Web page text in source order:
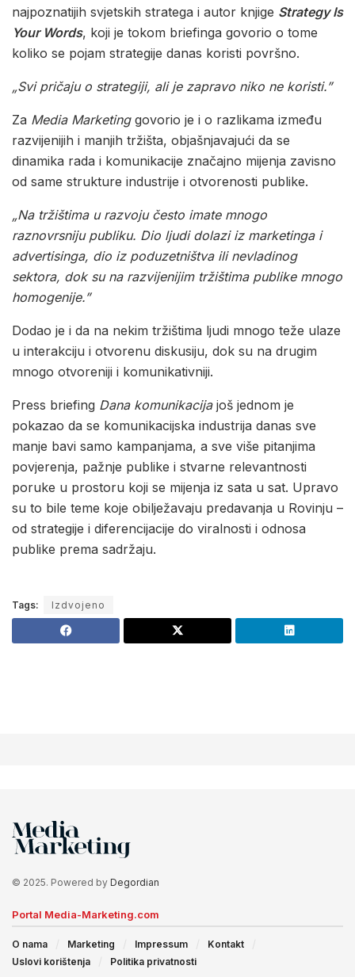
najpoznatijih svjetskih stratega i autor knjige Strategy Is
Your Words, koji je tokom briefinga govorio o tome
koliko se pojam strategije danas koristi površno.
„Svi pričaju o strategiji, ali je zapravo niko ne koristi.”
Za Media Marketinggovorio je i o razlikama između
razvijenijih i manjih tržišta, objašnjavajući da se
dinamika rada i komunikacije značajno mijenja zavisno
od same strukture industrije i otvorenosti publike.
„Na tržištima u razvoju često imate mnogo
raznovrsniju publiku. Dio ljudi dolazi iz marketinga i
advertisinga, dio iz poduzetništva ili nevladinog
sektora, dok su na razvijenijim tržištima publike mnogo
homogenije.”
Dodao je i da na nekim tržištima ljudi mnogo teže ulaze
u interakciju i otvorenu diskusiju, dok su na drugim
mnogo otvoreniji i komunikativniji.
Press briefing Dana komunikacijajoš jednom je
pokazao da se komunikacijska industrija danas sve
manje bavi samo kampanjama, a sve više pitanjima
povjerenja, pažnje publike i stvarne relevantnosti
poruke u prostoru koji se mijenja iz sata u sat. Upravo
su to bile teme koje obilježavaju predavanja u Rovinju –
od strategije i diferencijacije do viralnosti i odnosa
publike prema sadržaju.
Tags: Izdvojeno
© 2025. Powered by Degordian
Portal Media-Marketing.com
O nama Marketing Impressum
Kontakt
Uslovi korištenja
Politika privatnosti